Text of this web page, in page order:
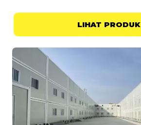
LIHAT PRODUK